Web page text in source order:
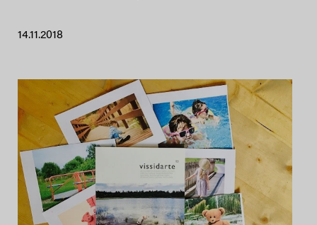
14.11.2018